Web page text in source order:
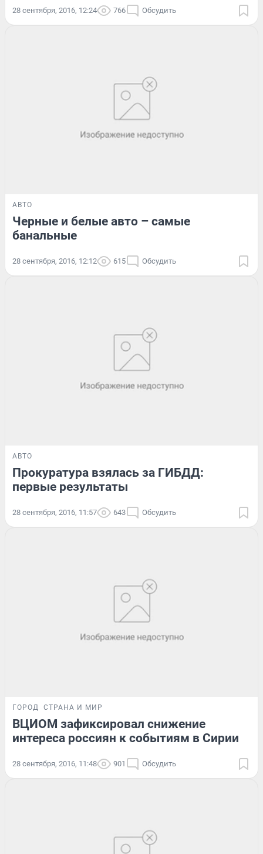
28 сентября, 2016, 12:24 766 Обсудить
АВТО
Черные и белые авто – самые
банальные
28 сентября, 2016, 12:12 615 Обсудить
АВТО
Прокуратура взялась за ГИБДД:
первые результаты
28 сентября, 2016, 11:57 643 Обсудить
ГОРОД СТРАНА И МИР
ВЦИОМ зафиксировал снижение
интереса россиян к событиям в Сирии
28 сентября, 2016, 11:48 901 Обсудить